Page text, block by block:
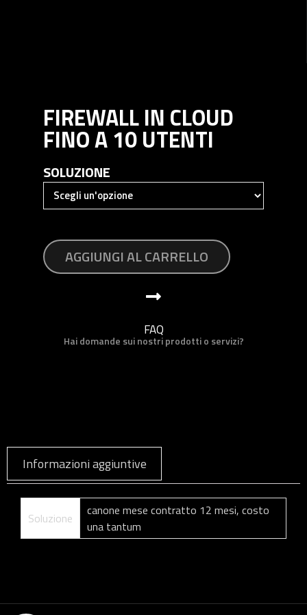
FIREWALL IN CLOUD
FINO A 10 UTENTI
SOLUZIONE
AGGIUNGI AL CARRELLO
FAQ
Hai domande sui nostri prodotti o servizi?
Informazioni aggiuntive
Soluzione
canone mese contratto 12 mesi, costo
una tantum